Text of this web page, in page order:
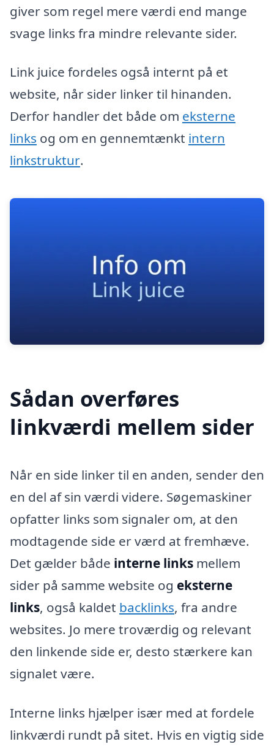
giver som regel mere værdi end mange
svage links fra mindre relevante sider.
Link juice fordeles også internt på et
website, når sider linker til hinanden.
Derfor handler det både om eksterne
links og om en gennemtænkt intern
linkstruktur.
Sådan overføres
linkværdi mellem sider
Når en side linker til en anden, sender den
en del af sin værdi videre. Søgemaskiner
opfatter links som signaler om, at den
modtagende side er værd at fremhæve.
Det gælder både interne links mellem
sider på samme website og eksterne
links, også kaldet backlinks, fra andre
websites. Jo mere troværdig og relevant
den linkende side er, desto stærkere kan
signalet være.
Interne links hjælper især med at fordele
linkværdi rundt på sitet. Hvis en vigtig side